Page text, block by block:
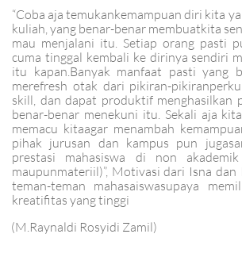
“Coba aja temukankemampuan diri kita
kuliah, yang benar-benar membuatkita
mau menjalani itu. Setiap orang pasti
cuma tinggal kembali ke dirinya sendiri
itu kapan.Banyak manfaat pasti yang
merefresh otak dari pikiran-
skill, dan dapat produktif menghasilkan
benar-benar menekuni itu. Sekali aja
memacu kitaagar menambah
pihak jurusan dan kampus pun
prestasi mahasiswa di non
maupunmateriil)”, Motivasi dari Isna
teman-teman mahasaiswasupaya
kreatifitas yang tinggi
(M.Raynaldi Rosyidi Zamil)